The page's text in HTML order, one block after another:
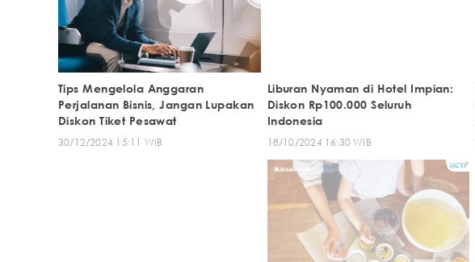
Tips Mengelola Anggaran
Perjalanan Bisnis, Jangan Lupakan
Diskon Tiket Pesawat
30/12/2024 15:11 WIB
Liburan Nyaman di Hotel Impian:
Diskon Rp100.000 Seluruh
Indonesia
18/10/2024 16:30 WIB